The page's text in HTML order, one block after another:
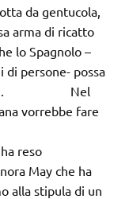
da gentucola,
arma di ricatto
lo Spagnolo –
di persone- possa
da 445. Nel
vorrebbe fare
reso
May che ha
alla stipula di un